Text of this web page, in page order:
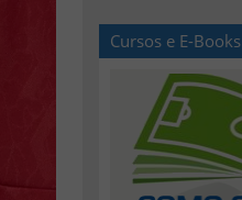
Cursos e E-Books